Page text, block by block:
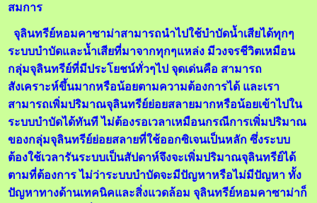
สมการ
จุลินทรีย์หอมคาซาม่าสามารถนำไปใช้บำบัดน้ำเสียได้ทุกๆ
ระบบบำบัดและน้ำเสียที่มาจากทุกๆแหล่ง มีวงจรชีวิตเหมือน
กลุ่มจุลินทรีย์ที่มีประโยชน์ทั่วๆไป จุดเด่นคือ สามารถ
สังเคราะห์ขึ้นมากหรือน้อยตามความต้องการได้ และเรา
สามารถเพิ่มปริมาณจุลินทรีย์ย่อยสลายมากหรือน้อยเข้าไปใน
ระบบบำบัดได้ทันที ไม่ต้องรอเวลาเหมือนกรณีการเพิ่มปริมาณ
ของกลุ่มจุลินทรีย์ย่อยสลายที่ใช้ออกซิเจนเป็นหลัก ซึ่งระบบ
ต้องใช้เวลารันระบบเป็นสัปดาห์จึงจะเพิ่มปริมาณจุลินทรีย์ได้
ตามที่ต้องการ ไม่ว่าระบบบำบัดจะมีปัญหาหรือไม่มีปัญหา ทั้ง
ปัญหาทางด้านเทคนิคและสิ่งแวดล้อม จุลินทรีย์หอมคาซาม่าก็